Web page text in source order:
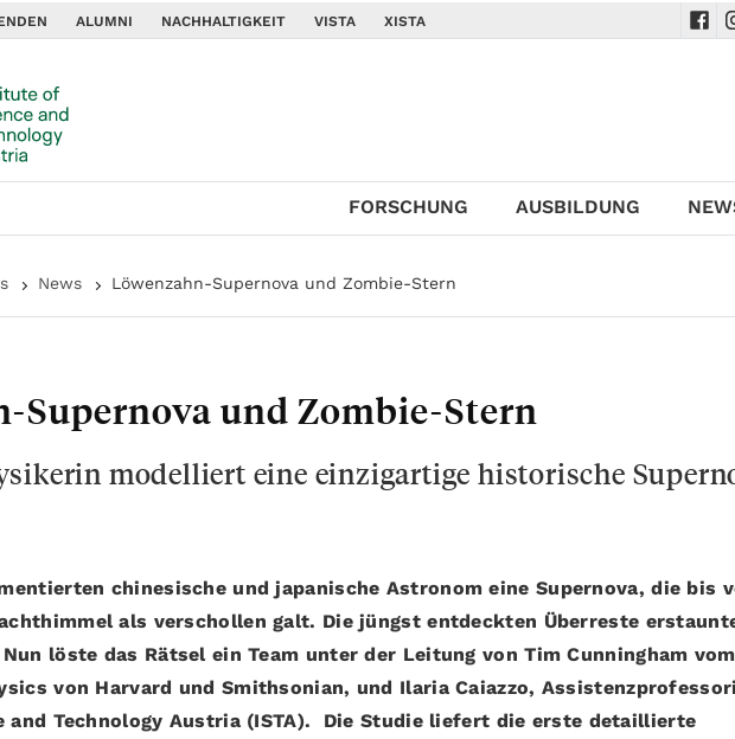
ALUMNI NACHHALTIGKEIT VISTA XISTA
FORSCHUNG AUSBILDUNG
News Löwenzahn-Supernova und Zombie-Stern
Supernova und Zombie-Stern
modelliert eine einzigartige historische
chinesische und japanische Astronom eine Supernova, die bis
als verschollen galt. Die jüngst entdeckten Überreste
löste das Rätsel ein Team unter der Leitung von Tim Cunningham vom
von Harvard und Smithsonian, und Ilaria Caiazzo,
and Technology Austria (ISTA). Die Studie liefert die erste detaillierte